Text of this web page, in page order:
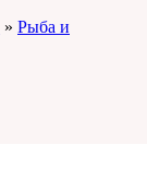
» Рыба и